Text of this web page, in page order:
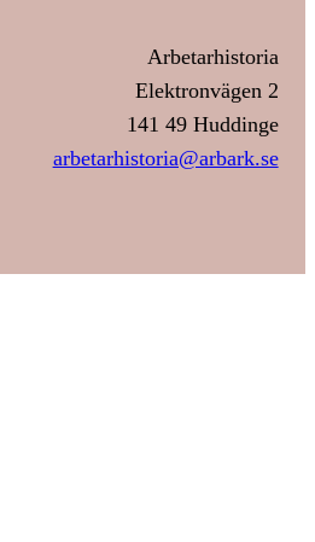
Arbetarhistoria
Elektronvägen 2
141 49 Huddinge
arbetarhistoria@arbark.se